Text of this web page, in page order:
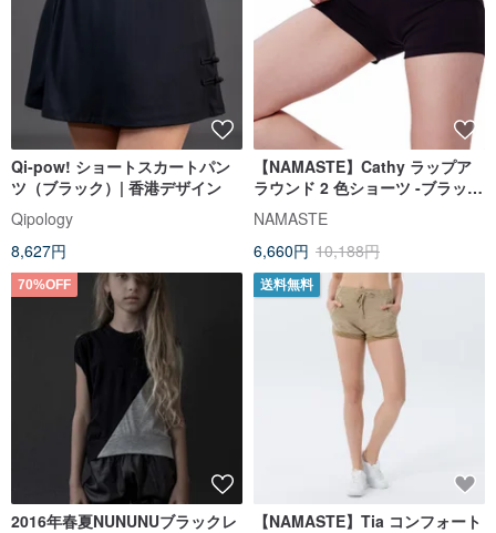
Qi-pow! ショートスカートパン
ツ（ブラック）| 香港デザイン
Qipology
8,627円
【NAMASTE】Cathy ラップア
ラウンド 2 色ショーツ -ブラッ
ク/オレンジとブルーの柄
NAMASTE
6,660円 10,188円
70%OFF
2016年春夏NUNUNUブラックレ
送料無料
【NAMASTE】Tia コンフォート